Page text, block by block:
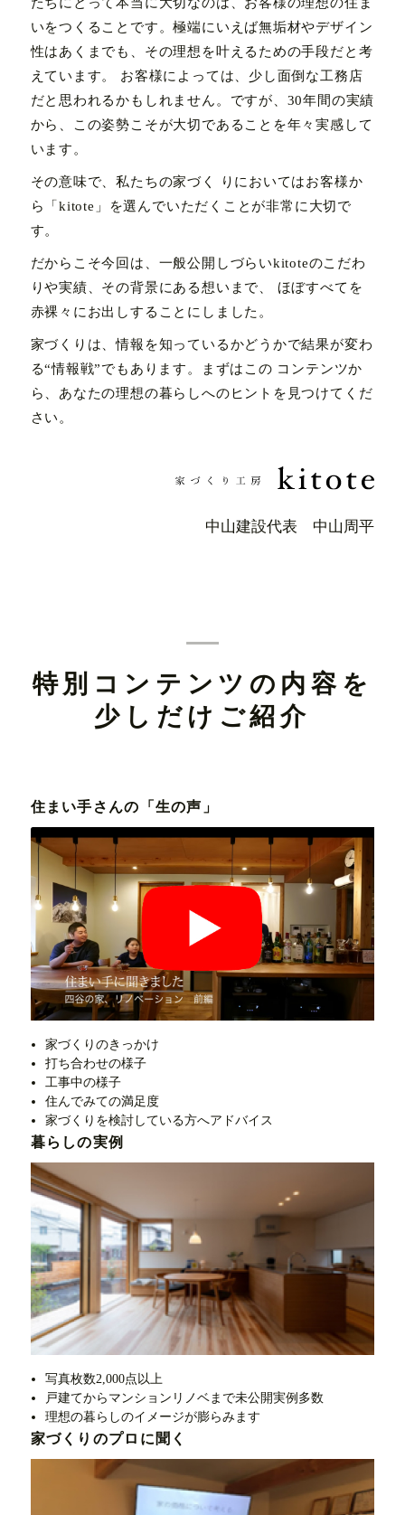
いをつくることです。極端にいえば無垢材やデザイン
性はあくまでも、その理想を叶えるための手段だと考
えています。 お客様によっては、少し面倒な工務店
だと思われるかもしれません。ですが、30年間の実績
から、この姿勢こそが大切であることを年々実感して
います。
その意味で、私たちの家づく りにおいてはお客様か
ら「kitote」を選んでいただくことが非常に大切で
す。
だからこそ今回は、一般公開しづらいkitoteのこだわ
りや実績、その背景にある想いまで、 ほぼすべてを
赤裸々にお出しすることにしました。
家づくりは、情報を知っているかどうかで結果が変わ
る“情報戦”でもあります。まずはこの コンテンツか
ら、あなたの理想の暮らしへのヒントを見つけてくだ
さい。
中山建設代表 中山周平
特別コンテンツの内容を
少しだけご紹介
住まい手さんの「生の声」
家づくりのきっかけ
打ち合わせの様子
工事中の様子
住んでみての満足度
家づくりを検討している方へアドバイス
暮らしの実例
写真枚数2,000点以上
戸建てからマンションリノベまで未公開実例多数
理想の暮らしのイメージが膨らみます
家づくりのプロに聞く